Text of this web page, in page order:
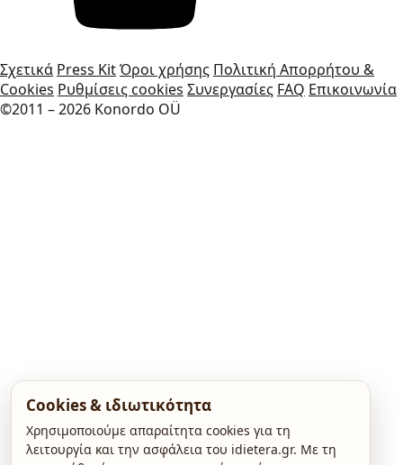
Σχετικά Press KitΌροι χρήσης Πολιτική Απορρήτου &
Cookies Ρυθμίσεις cookies Συνεργασίες FAQ Επικοινωνία
©2011 – 2026 Konordo OÜ
Cookies & ιδιωτικότητα
Χρησιμοποιούμε απαραίτητα cookies για τη
λειτουργία και την ασφάλεια του idietera.gr. Με τη